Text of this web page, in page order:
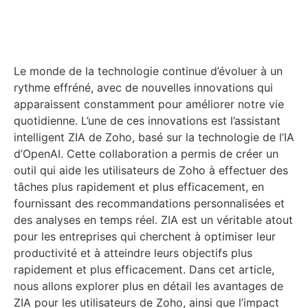
Le monde de la technologie continue d’évoluer à un
rythme effréné, avec de nouvelles innovations qui
apparaissent constamment pour améliorer notre vie
quotidienne. L’une de ces innovations est l’assistant
intelligent ZIA de Zoho, basé sur la technologie de l’IA
d’OpenAI. Cette collaboration a permis de créer un
outil qui aide les utilisateurs de Zoho à effectuer des
tâches plus rapidement et plus efficacement, en
fournissant des recommandations personnalisées et
des analyses en temps réel. ZIA est un véritable atout
pour les entreprises qui cherchent à optimiser leur
productivité et à atteindre leurs objectifs plus
rapidement et plus efficacement. Dans cet article,
nous allons explorer plus en détail les avantages de
ZIA pour les utilisateurs de Zoho, ainsi que l’impact